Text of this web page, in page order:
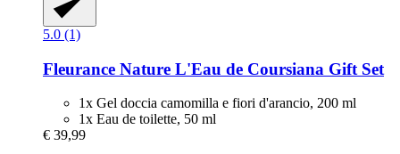
5.0 (1)
Fleurance Nature L'Eau de Coursiana Gift Set
1x Gel doccia camomilla e fiori d'arancio, 200 ml
1x Eau de toilette, 50 ml
€ 39,99